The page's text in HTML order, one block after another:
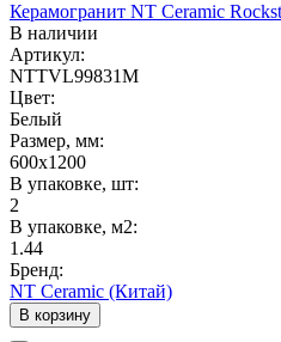
Керамогранит NT Ceramic
В наличии
Артикул:
NTTVL99831M
Цвет:
Белый
Размер, мм:
600x1200
В упаковке, шт:
2
В упаковке, м2:
1.44
Бренд:
NT Ceramic (Китай)
В корзину